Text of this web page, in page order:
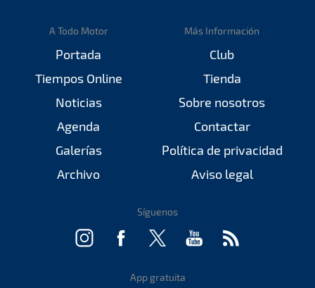
A Todo Motor
Portada
Tiempos Online
Noticias
Agenda
Galerías
Archivo
Más Información
Club
Tienda
Sobre nosotros
Contactar
Política de privacidad
Aviso legal
Síguenos
App gratuita